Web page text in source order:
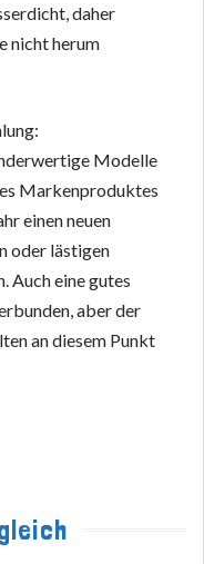
daher
nicht herum
Modelle
Markenproduktes
einen neuen
oder lästigen
Auch eine gutes
aber der
an diesem Punkt